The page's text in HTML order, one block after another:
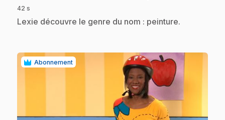
42 s
.Lexie découvre le genre du nom : peinture.
Abonnement